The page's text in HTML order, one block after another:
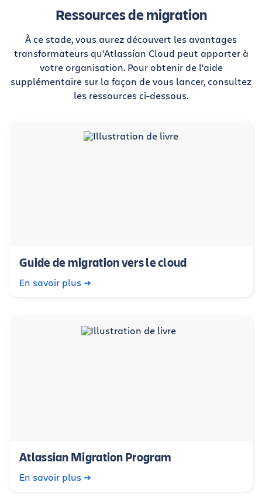
Ressources de migration
À ce stade, vous aurez découvert les avantages
transformateurs qu'Atlassian Cloud peut apporter à
votre organisation. Pour obtenir de l'aide
supplémentaire sur la façon de vous lancer, consultez
les ressources ci-dessous.
Guide de migration vers le cloud
En savoir plus
Atlassian Migration Program
En savoir plus